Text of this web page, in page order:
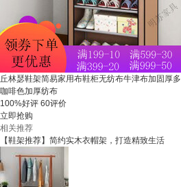
丘林瑟鞋架简易家用布鞋柜无纺布牛津布加固厚
咖啡色加厚纺布
100%好评 60评价
立即抢购
相关推荐
【鞋架推荐】简约实木衣帽架，打造精致生活